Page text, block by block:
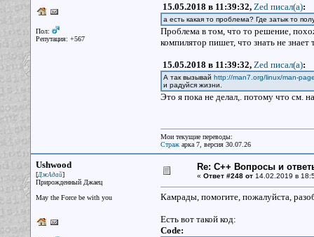
Пол:
Репутация: +567
15.05.2018 в 11:39:32, Zed писал(a):
а есть какая то проблема? Где затык то
Проблема в том, что то решение,
компилятор пишет, что знать не
15.05.2018 в 11:39:32, Zed писал(a):
А так вызывай http://man7.org/linux/man-
и радуйся жизни.
Это я пока не делал,. потому что см.
Мои текущие переводы:
Стражарка 7, версия 30.07.26
Ushwood
[ДжАдай]
Прирожденный Джаец
May the Force be with you
Re: С++ Вопросы и
« Ответ #248 от14.02.2019 в
Камрады, помогите, пожалуйста,
Есть вот такой код:
Code: